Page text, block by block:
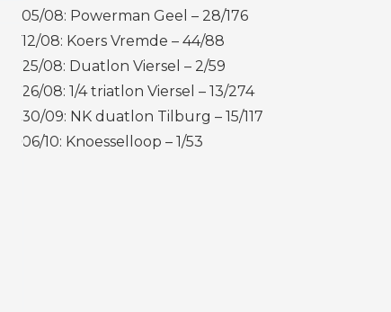
05/08: Powerman Geel – 28/176
12/08: Koers Vremde – 44/88
25/08: Duatlon Viersel – 2/59
26/08: 1/4 triatlon Viersel – 13/274
30/09: NK duatlon Tilburg – 15/117
06/10: Knoesselloop – 1/53